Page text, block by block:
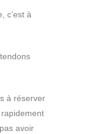
c’est à
à réserver
avoir